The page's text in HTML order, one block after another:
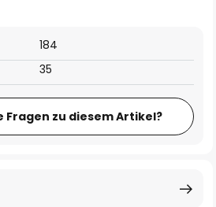
184
35
Fragen zu diesem Artikel?